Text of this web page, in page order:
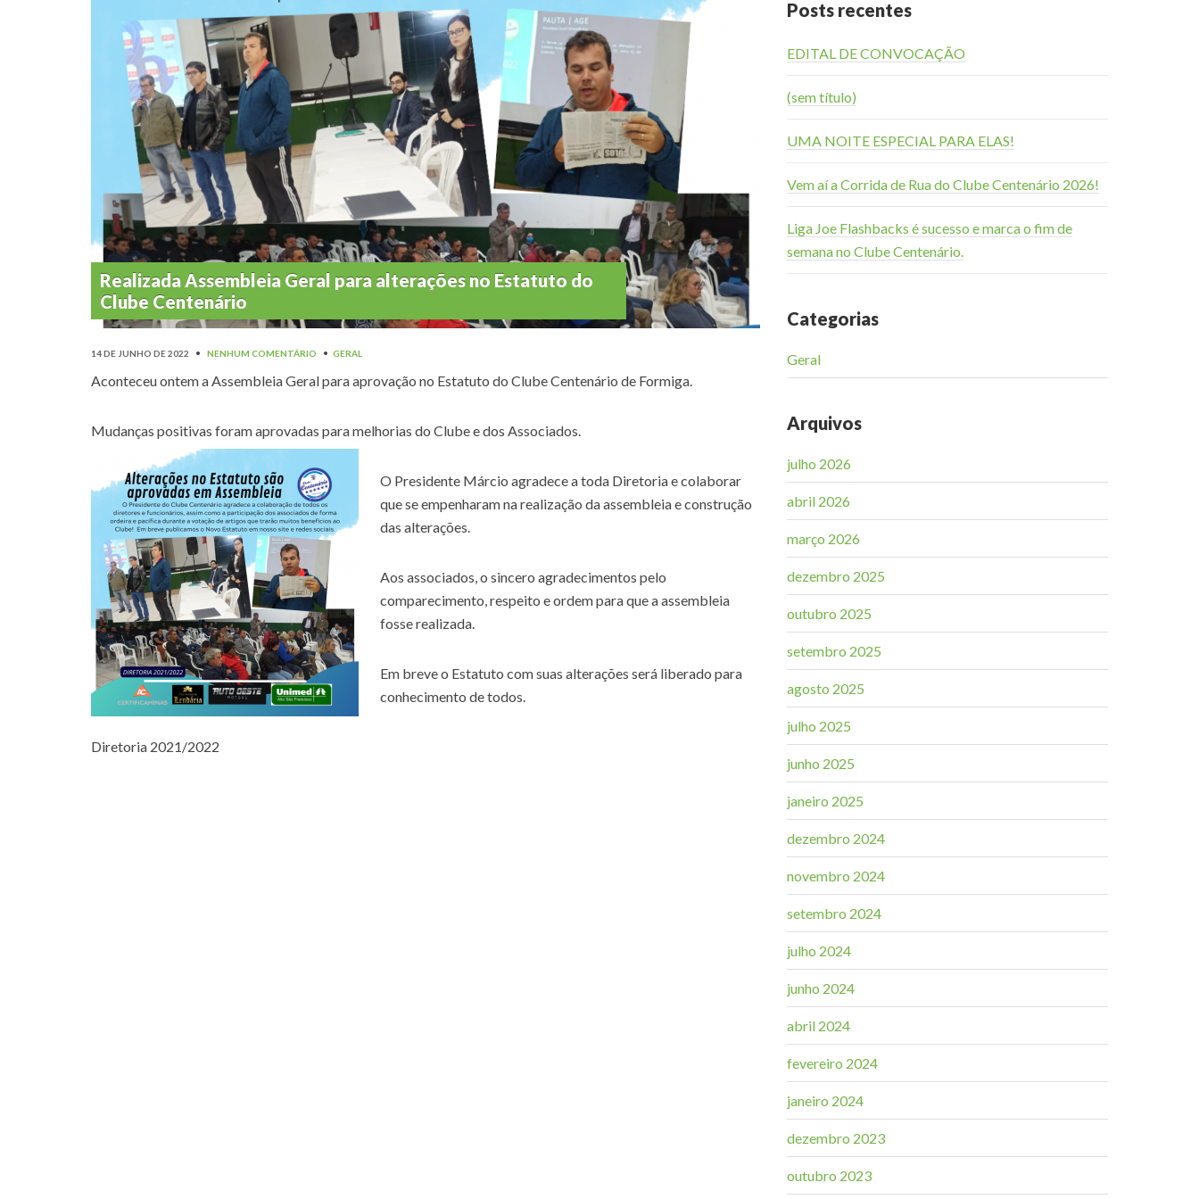
Realizada Assembleia Geral para alterações no Estatuto do
Clube Centenário
14 DE JUNHO DE 2022 • NENHUM COMENTÁRIO • GERAL
Aconteceu ontem a Assembleia Geral para aprovação no Estatuto do Clube Centenário de Formiga.
Mudanças positivas foram aprovadas para melhorias do Clube e dos Associados.
O Presidente Márcio agradece a toda Diretoria e colaborar
que se empenharam na realização da assembleia e construção
das alterações.
Aos associados, o sincero agradecimentos pelo
comparecimento, respeito e ordem para que a assembleia
fosse realizada.
Em breve o Estatuto com suas alterações será liberado para
conhecimento de todos.
Diretoria 2021/2022
Posts recentes
EDITAL DE CONVOCAÇÃO
(sem título)
UMA NOITE ESPECIAL PARA ELAS!
Vem aí a Corrida de Rua do Clube Centenário 2026!
Liga Joe Flashbacks é sucesso e marca o fim de
semana no Clube Centenário.
Categorias
Geral
Arquivos
julho 2026
abril 2026
março 2026
dezembro 2025
outubro 2025
setembro 2025
agosto 2025
julho 2025
junho 2025
janeiro 2025
dezembro 2024
novembro 2024
setembro 2024
julho 2024
junho 2024
abril 2024
fevereiro 2024
janeiro 2024
dezembro 2023
outubro 2023